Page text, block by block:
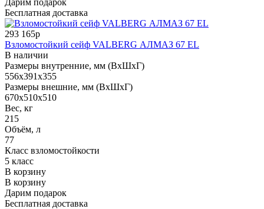
Бесплатная доставка
293 165р
Взломостойкий сейф VALBERG АЛМАЗ 67 EL
В наличии
Размеры внутренние, мм (ВхШхГ)
556x391x355
Размеры внешние, мм (ВхШхГ)
670x510x510
Вес, кг
215
Объём, л
77
Класс взломостойкости
5 класс
В корзину
В корзину
Дарим подарок
Бесплатная доставка